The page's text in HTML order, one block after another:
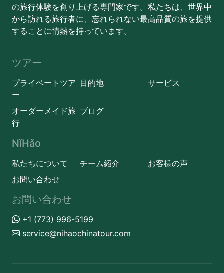
の旅行体験を創り上げる専門家です。私たちは、世界中
から訪れる旅行者に、忘れられない最高品質の旅を提供
することに情熱を持っています。
ツアー
プライベートツア
ー
目的地 サービス
オーダーメイド旅
行
ブログ
NǐHǎo
私たちについて チーム紹介
お客様の声
お問い合わせ
お問い合わせ
+1 (773) 996-5199
service@nihaochinatour.com